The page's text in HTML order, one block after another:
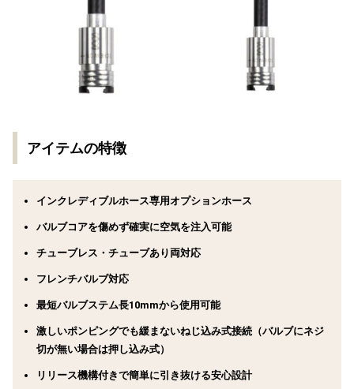
アイテムの特徴
インクレディブルホース専用オプションホース
バルブコアを傷めず確実に空気を注入可能
チューブレス・チューブあり両対応
フレンチバルブ対応
最短バルブステム長10mmから使用可能
激しいポンピングでも緩まないねじ込み式接続（バルブにネジ
切が無い場合は押し込み式）
リリース機構付きで簡単に引き抜ける安心設計